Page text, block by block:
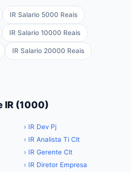
IR Salario 5000 Reais
IR Salario 10000 Reais
IR Salario 20000 Reais
IR (1000)
› IR Dev Pj
› IR Analista Ti Clt
› IR Gerente Clt
› IR Diretor Empresa